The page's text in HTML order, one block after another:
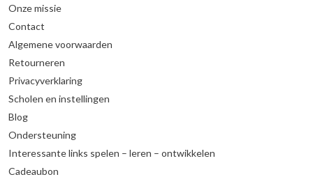
Onze missie
Contact
Algemene voorwaarden
Retourneren
Privacyverklaring
Scholen en instellingen
Blog
Ondersteuning
Interessante links spelen – leren – ontwikkelen
Cadeaubon